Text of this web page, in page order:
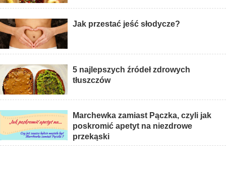
Jak przestać jeść słodycze?
5 najlepszych źródeł zdrowych
tłuszczów
Marchewka zamiast Pączka, czyli jak
poskromić apetyt na niezdrowe
przekąski